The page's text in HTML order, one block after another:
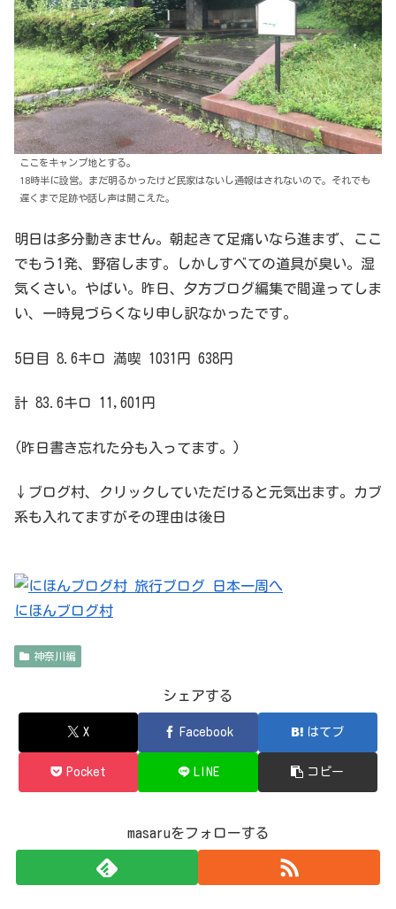
ここをキャンプ地とする。
18時半に設営。まだ明るかったけど民家はないし通報はされないので。それでも
遅くまで足跡や話し声は聞こえた。
明日は多分動きません。朝起きて足痛いなら進まず、ここ
でもう1発、野宿します。しかしすべての道具が臭い。湿
気くさい。やばい。昨日、夕方ブログ編集で間違ってしま
い、一時見づらくなり申し訳なかったです。
5日目 8.6キロ 満喫 1031円 638円
計 83.6キロ 11,601円
(昨日書き忘れた分も入ってます。)
↓ブログ村、クリックしていただけると元気出ます。カブ
系も入れてますがその理由は後日
にほんブログ村
神奈川編
シェアする
X Facebook はてブ
Pocket LINE コピー
masaruをフォローする